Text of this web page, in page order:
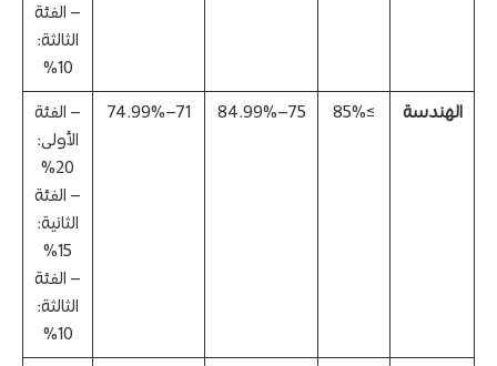
– الفئة
الثالثة:
10%
الهندسة
≥85%
75–84.99%
71–74.99%
– الفئة
الأولى:
20%
– الفئة
الثانية:
15%
– الفئة
الثالثة:
10%